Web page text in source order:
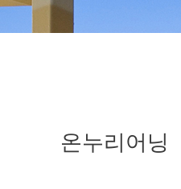
온누리어닝